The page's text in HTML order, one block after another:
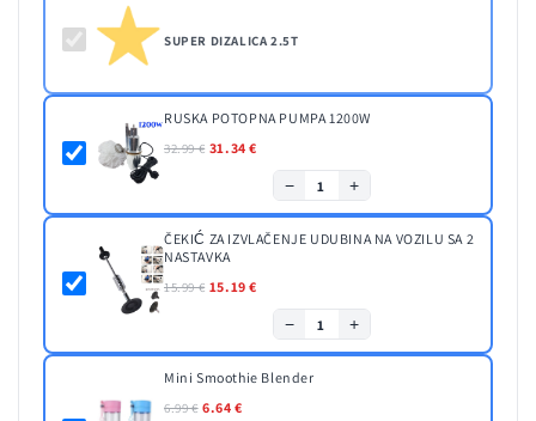
SUPER DIZALICA 2.5T
RUSKA POTOPNA PUMPA 1200W
32.99 € 31.34 €
− 1 +
ČEKIĆ ZA IZVLAČENJE UDUBINA NA VOZILU SA 2
NASTAVKA
15.99 € 15.19 €
− 1 +
Mini Smoothie Blender
6.99 € 6.64 €